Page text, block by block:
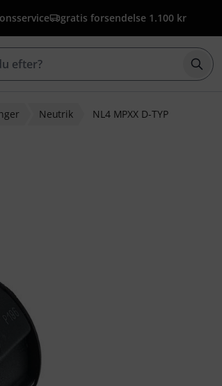
gratis forsendelse 1.100 kr
Neutrik NL4 MPXX D-TYP